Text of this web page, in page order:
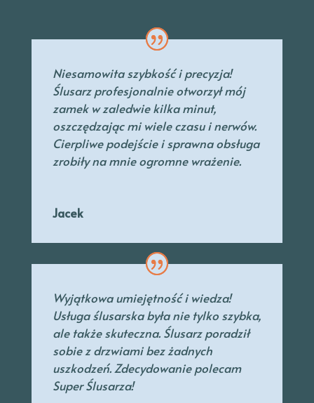
Niesamowita szybkość i precyzja!
Ślusarz profesjonalnie otworzył mój
zamek w zaledwie kilka minut,
oszczędzając mi wiele czasu i nerwów.
Cierpliwe podejście i sprawna obsługa
zrobiły na mnie ogromne wrażenie.
Jacek
Wyjątkowa umiejętność i wiedza!
Usługa ślusarska była nie tylko szybka,
ale także skuteczna. Ślusarz poradził
sobie z drzwiami bez żadnych
uszkodzeń. Zdecydowanie polecam
Super Ślusarza!